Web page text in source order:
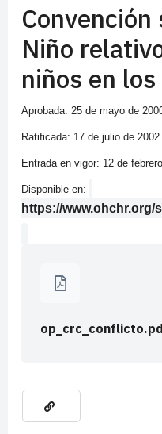
Niño
niños en
Aprobada: 25 de mayo de
Ratificada: 17 de julio de
Entrada en vigor: 12 de
Disponible en:
https://